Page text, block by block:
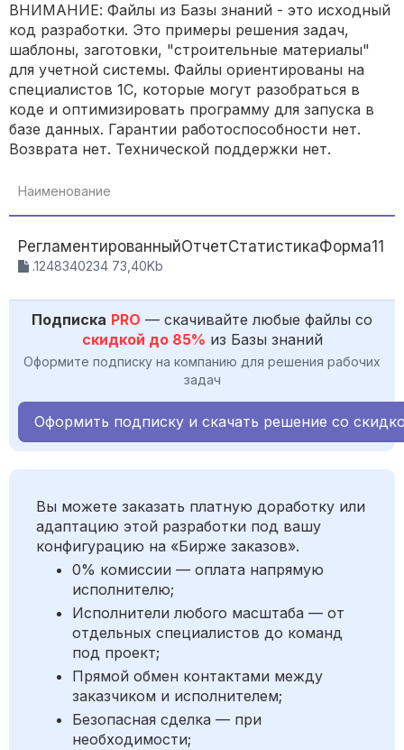
ВНИМАНИЕ: Файлы из Базы знаний - это исходный
код разработки. Это примеры решения задач,
шаблоны, заготовки, "строительные материалы"
для учетной системы. Файлы ориентированы на
специалистов 1С, которые могут разобраться в
коде и оптимизировать программу для запуска в
базе данных. Гарантии работоспособности нет.
Возврата нет. Технической поддержки нет.
Наименование
РегламентированныйОтчетСтатистикаФорма11
.1248340234 73,40Kb
Подписка PRO — скачивайте любые файлы со
скидкой до 85% из Базы знаний
Оформите подписку на компанию для решения рабочих
задач
Оформить подписку и скачать решение со
Вы можете заказать платную доработку или
адаптацию этой разработки под вашу
конфигурацию на «Бирже заказов».
0% комиссии — оплата напрямую
исполнителю;
Исполнители любого масштаба — от
отдельных специалистов до команд
под проект;
Прямой обмен контактами между
заказчиком и исполнителем;
Безопасная сделка — при
необходимости;